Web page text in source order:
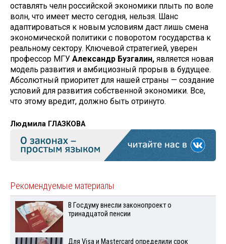
оставлять челн российской экономики плыть по воле
волн, что имеет место сегодня, нельзя. Шанс
адаптировать­ся к новым условиям даст лишь смена
экономической политики с поворотом государства к
реальному сектору. Клю­чевой стратегией, уверен
профессор МГУ Александр Бузгалин, является новая
модель развития и амбициоз­ный прорыв в будущее.
Абсолютный приоритет для нашей страны — соз­дание
условий для развития собствен­ной экономики. Все,
что этому вредит, должно быть отринуто.
Людмила ГЛАЗКОВА
Рекомендуемые материалы
В Госдуму внесли законопроект о
тринадцатой пенсии
Для Visа и Mastercard определили срок